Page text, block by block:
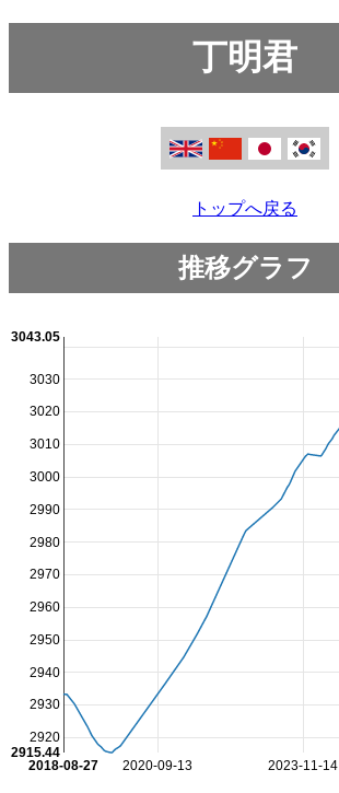
丁明君
トップへ戻る
推移グラフ
2020-09-13 2023-11-14
2018-08-27
2920
2930
2940
2950
2960
2970
2980
2990
3000
3010
3020
3030
2915.44
3043.05